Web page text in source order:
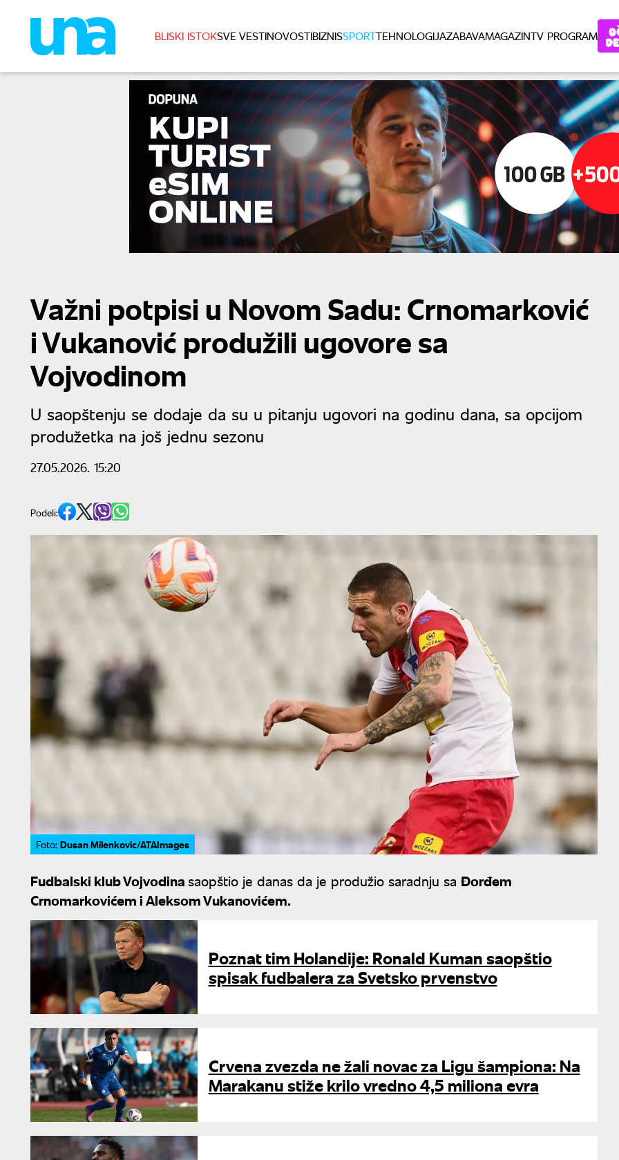
BLISKI ISTOKSVE VESTINOVOSTIBIZNISSPORTTEHNOLOGIJAZABAVAMAGAZINTV PROGRAM
Važni potpisi u Novom Sadu: Crnomarković
i Vukanović produžili ugovore sa
Vojvodinom
U saopštenju se dodaje da su u pitanju ugovori na godinu dana, sa opcijom
produžetka na još jednu sezonu
27.05.2026. 15:20
Podeli:
Foto: Dusan Milenkovic/ATAImages
Fudbalski klub Vojvodinasaopštio je danas da je produžio saradnju saĐorđem
Crnomarkovićem i Aleksom Vukanovićem.
Poznat tim Holandije: Ronald Kuman saopštio
spisak fudbalera za Svetsko prvenstvo
Crvena zvezda ne žali novac za Ligu šampiona: Na
Marakanu stiže krilo vredno 4,5 miliona evra